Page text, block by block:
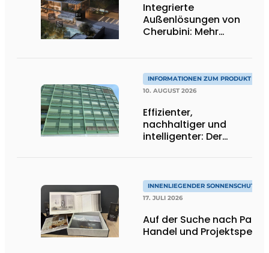
Integrierte
Außenlösungen von
Cherubini: Mehr
INFORMATIONEN ZUM PRODUKT
10. AUGUST 2026
Effizienter,
nachhaltiger und
intelligenter: Der
INNENLIEGENDER SONNENSCHUTZ &
17. JULI 2026
Auf der Suche nach
Handel und